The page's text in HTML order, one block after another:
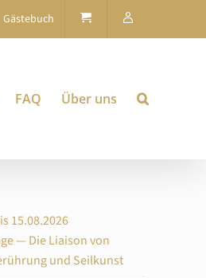
Gästebuch
FAQ Über uns
15.08.2026
— Die Liaison von
und Seilkunst